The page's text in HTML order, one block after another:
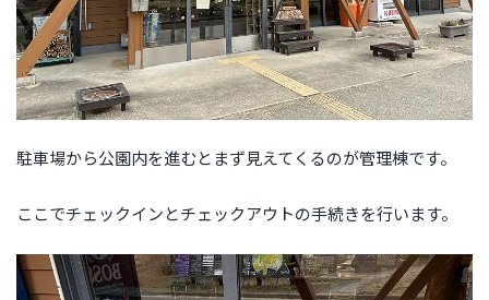
駐車場から公園内を進むとまず見えてくるのが管理棟です。
ここでチェックインとチェックアウトの手続きを行います。